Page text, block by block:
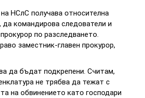
НСлС получава относителна
да командирова следователи и
по разследването.
заместник-главен прокурор,
да бъдат подкрепени. Считам,
не трябва да тежат с
на обвинението като господари